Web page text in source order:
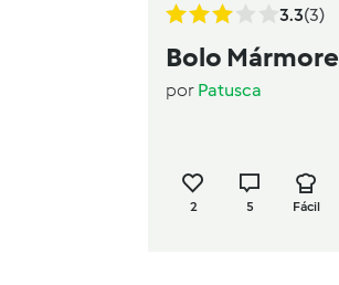
3.3(3)
Bolo Mármore
por Patusca
2 5 Fácil